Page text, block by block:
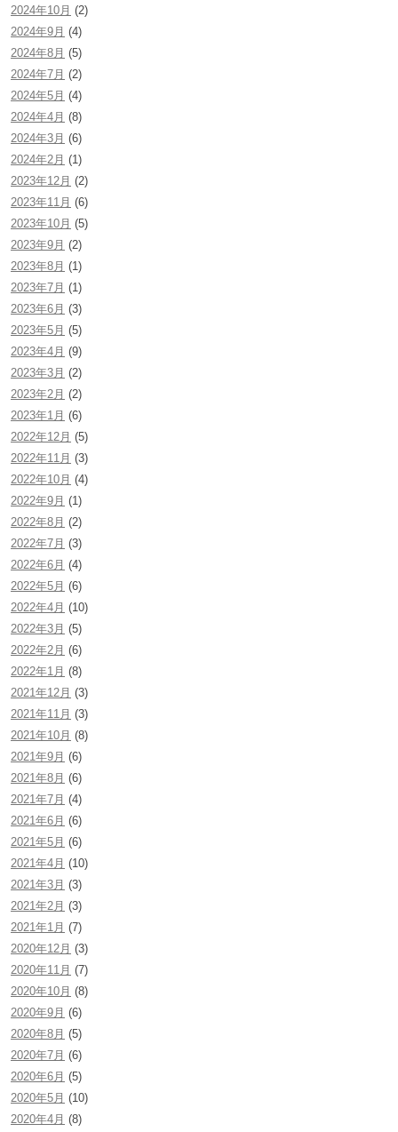
2024年10月 (2)
2024年9月 (4)
2024年8月 (5)
2024年7月 (2)
2024年5月 (4)
2024年4月 (8)
2024年3月 (6)
2024年2月 (1)
2023年12月 (2)
2023年11月 (6)
2023年10月 (5)
2023年9月 (2)
2023年8月 (1)
2023年7月 (1)
2023年6月 (3)
2023年5月 (5)
2023年4月 (9)
2023年3月 (2)
2023年2月 (2)
2023年1月 (6)
2022年12月 (5)
2022年11月 (3)
2022年10月 (4)
2022年9月 (1)
2022年8月 (2)
2022年7月 (3)
2022年6月 (4)
2022年5月 (6)
2022年4月 (10)
2022年3月 (5)
2022年2月 (6)
2022年1月 (8)
2021年12月 (3)
2021年11月 (3)
2021年10月 (8)
2021年9月 (6)
2021年8月 (6)
2021年7月 (4)
2021年6月 (6)
2021年5月 (6)
2021年4月 (10)
2021年3月 (3)
2021年2月 (3)
2021年1月 (7)
2020年12月 (3)
2020年11月 (7)
2020年10月 (8)
2020年9月 (6)
2020年8月 (5)
2020年7月 (6)
2020年6月 (5)
2020年5月 (10)
2020年4月 (8)